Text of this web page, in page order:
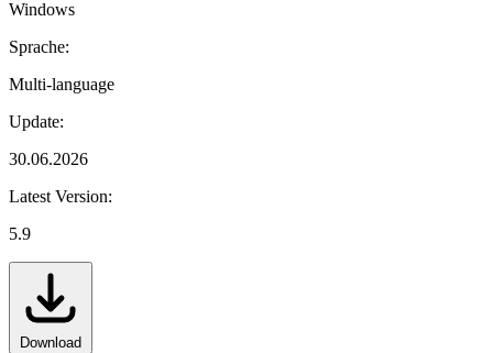
Windows
Sprache:
Multi-language
Update:
30.06.2026
Latest Version:
5.9
Download